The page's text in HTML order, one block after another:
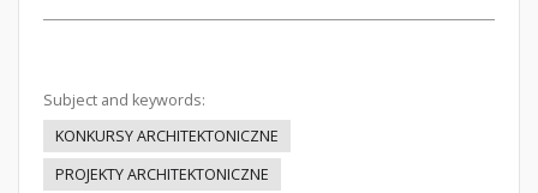
Subject and keywords:
KONKURSY ARCHITEKTONICZNE
PROJEKTY ARCHITEKTONICZNE